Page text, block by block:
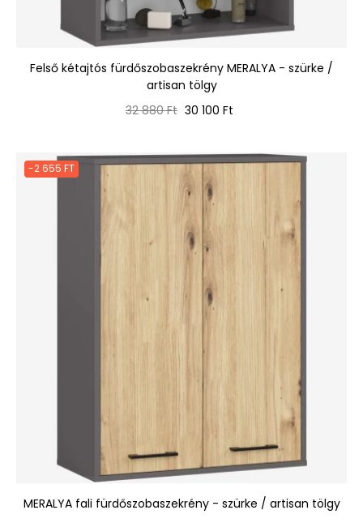
Felső kétajtós fürdőszobaszekrény MERALYA - szürke /
artisan tölgy
Normál
32 880 Ft Ár
30 100 Ft
-2 655 FT
MERALYA fali fürdőszobaszekrény - szürke / artisan tölgy